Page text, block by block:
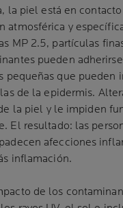
la piel está en
atmosférica y
MP 2.5, partículas
pueden
pequeñas que pueden
de la epidermis.
la piel y le impiden
El resultado: las
afecciones
inflamación.
de los